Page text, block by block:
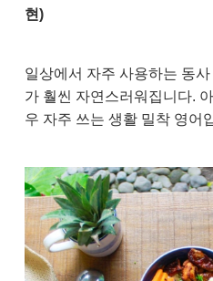
현)
일상에서 자주 사용하는 동
가 훨씬 자연스러워집니다.
우 자주 쓰는 생활 밀착 영어